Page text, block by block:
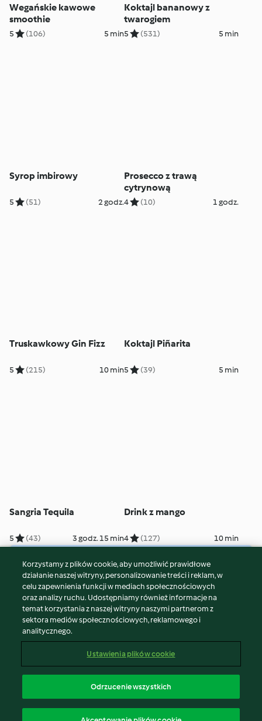
Wegańskie kawowe
smoothie
5 (106) 5 min
Koktajl bananowy z
twarogiem
5 (531) 5 min
Syrop imbirowy
5 (51) 2 godz.
Prosecco z trawą
cytrynową
4 (10) 1 godz.
Truskawkowy Gin Fizz
5 (215) 10 min
Koktajl Piñarita
5 (39) 5 min
Sangria Tequila
5 (43) 3 godz. 15 min
Drink z mango
4 (127) 10 min
© Copyright 2026
Warunki korzystania
Polityka prywatności
Disclaimer
Znak wydawcy
Zgłoś treść
Oświadczenie o dostępności
Korzystamy z plików cookie, aby umożliwić prawidłowe
działanie naszej witryny, personalizowanie treści i reklam, w
celu zapewnienia funkcji w mediach społecznościowych
oraz analizy ruchu. Udostępniamy również informacje na
temat korzystania z naszej witryny naszymi partnerom z
sektora mediów społecznościowych, reklamowego i
analitycznego.
Ustawienia plików cookie
Odrzucenie wszystkich